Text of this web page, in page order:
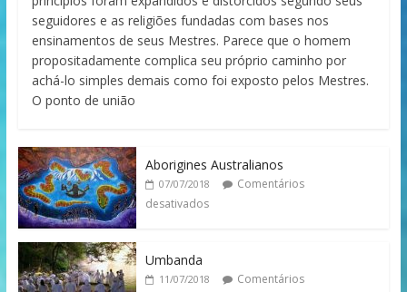
seguidores e as religiões fundadas com bases nos
ensinamentos de seus Mestres. Parece que o homem
propositadamente complica seu próprio caminho por
achá-lo simples demais como foi exposto pelos Mestres.
O ponto de união
Aborigines Australianos
07/07/2018
Comentários
desativados
Umbanda
11/07/2018
Comentários